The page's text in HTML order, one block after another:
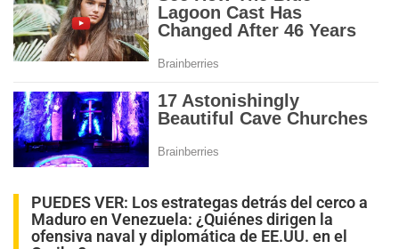
PUEDES VER: Los estrategas detrás del cerco a
Maduro en Venezuela: ¿Quiénes dirigen la
ofensiva naval y diplomática de EE.UU. en el